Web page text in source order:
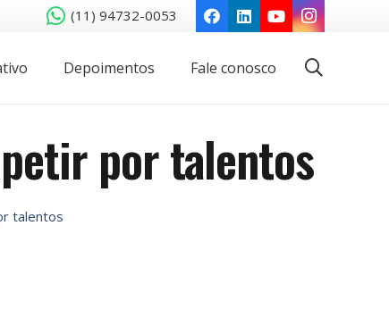
(11) 94732-0053
Depoimentos Fale conosco
por talentos
talentos